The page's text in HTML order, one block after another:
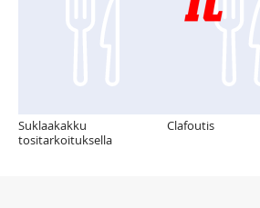
Suklaakakku
tositarkoituksella
Clafoutis